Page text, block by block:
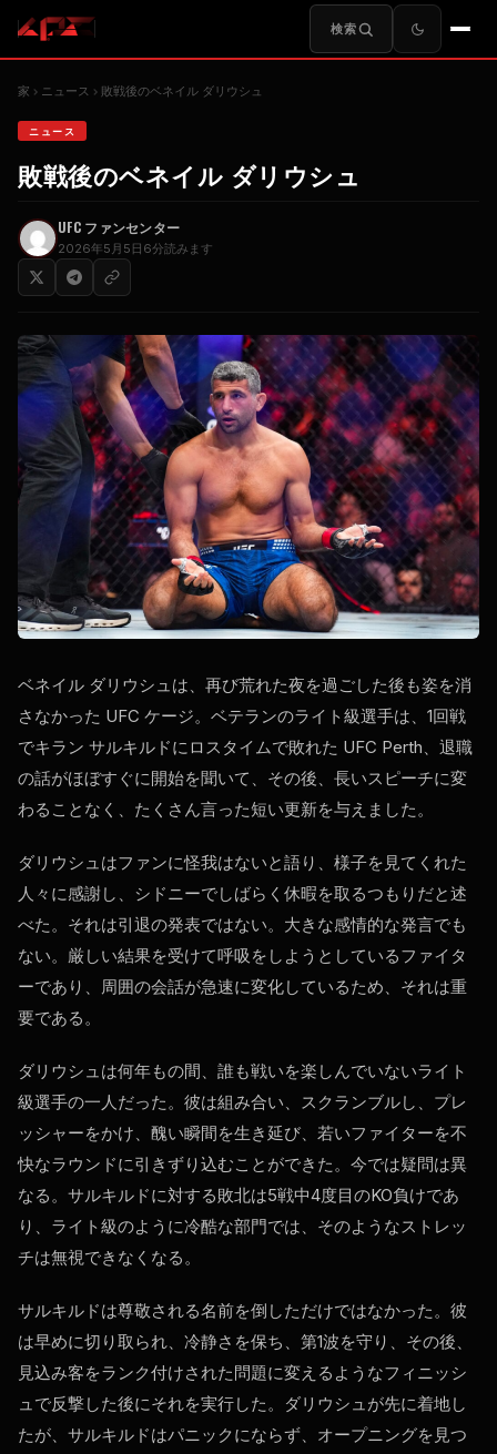
検索
家 ニュース 敗戦後のベネイル ダリウシュ
ニュース
敗戦後のベネイル ダリウシュ
UFCファンセンター
2026年5月5日 6分読みます
ベネイル ダリウシュは、再び荒れた夜を過ごした後も姿を消
さなかった UFC ケージ。ベテランのライト級選手は、1回戦
でキラン サルキルドにロスタイムで敗れた UFC Perth、退職
の話がほぼすぐに開始を聞いて、その後、長いスピーチに変
わることなく、たくさん言った短い更新を与えました。
ダリウシュはファンに怪我はないと語り、様子を見てくれた
人々に感謝し、シドニーでしばらく休暇を取るつもりだと述
べた。それは引退の発表ではない。大きな感情的な発言でも
ない。厳しい結果を受けて呼吸をしようとしているファイタ
ーであり、周囲の会話が急速に変化しているため、それは重
要である。
ダリウシュは何年もの間、誰も戦いを楽しんでいないライト
級選手の一人だった。彼は組み合い、スクランブルし、プレ
ッシャーをかけ、醜い瞬間を生き延び、若いファイターを不
快なラウンドに引きずり込むことができた。今では疑問は異
なる。サルキルドに対する敗北は5戦中4度目のKO負けであ
り、ライト級のように冷酷な部門では、そのようなストレッ
チは無視できなくなる。
サルキルドは尊敬される名前を倒しただけではなかった。彼
は早めに切り取られ、冷静さを保ち、第1波を守り、その後、
見込み客をランク付けされた問題に変えるようなフィニッシ
ュで反撃した後にそれを実行した。ダリウシュが先に着地し
たが、サルキルドはパニックにならず、オープニングを見つ